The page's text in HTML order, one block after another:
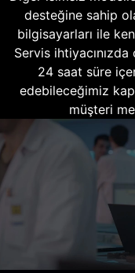
desteğine sahip
bilgisayarları ile
Servis ihtiyacınızda
24 saat süre
edebileceğimiz
müşteri